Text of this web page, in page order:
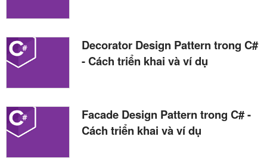
Decorator Design Pattern trong C#
- Cách triển khai và ví dụ
Facade Design Pattern trong C# -
Cách triển khai và ví dụ